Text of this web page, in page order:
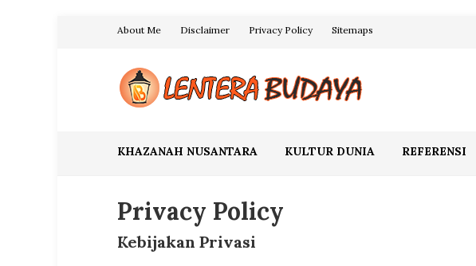
About Me Disclaimer Privacy Policy Sitemaps
KHAZANAH NUSANTARA KULTUR DUNIA REFERENSI
Privacy Policy
Kebijakan Privasi